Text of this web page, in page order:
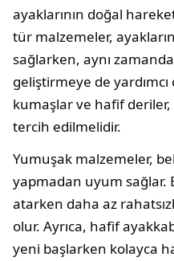
ayaklarının doğal
tür malzemeler,
sağlarken, aynı
geliştirmeye de
kumaşlar ve hafif deriler,
tercih edilmelidir.
Yumuşak malzemeler,
yapmadan uyum sağlar.
atarken daha az
olur. Ayrıca, hafif
yeni başlarken kolayca